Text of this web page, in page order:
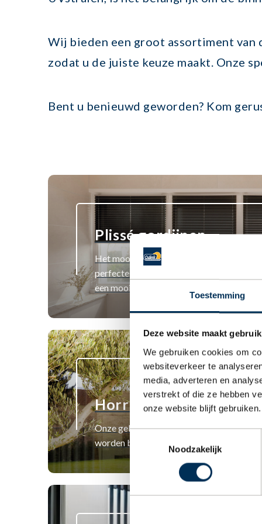
Toestemming
Deze website maakt
We gebruiken cookies om
websiteverkeer te
media, adverteren en
verstrekt of die ze hebben
onze website blijft gebruiken.
Toestemmingsselectie
Noodzakelijk
Wij bieden een groot assortiment van
zodat u de juiste keuze maakt. Onze
Bent u benieuwd geworden? Kom
Plissé gordijnen
Het mooie aan plissé gordijnen op maat
perfecte chique oplossing is tegen
een mooie sfeervol decor in ieder huis of
Horren
Onze geleverde horren hebben een hoge
worden bij u thuis gemonteerd.